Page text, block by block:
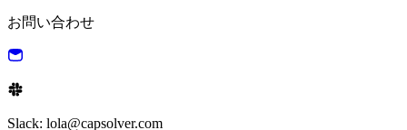
お問い合わせ
Slack: lola@capsolver.com